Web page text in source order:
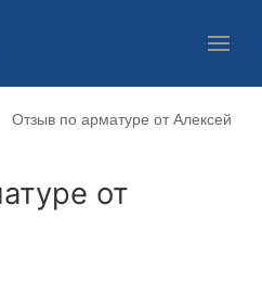
Отзыв по арматуре от Алексей
от